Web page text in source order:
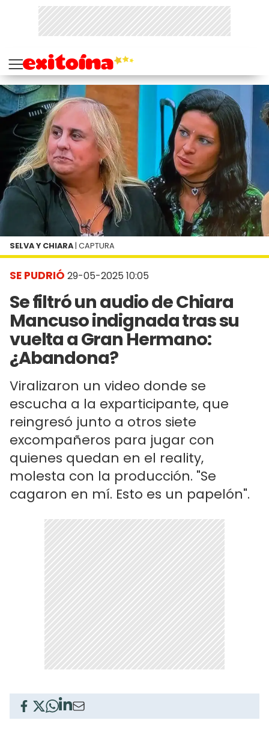
SE PUDRIÓ 29-05-2025 10:05
Se filtró un audio de Chiara
Mancuso indignada tras su
vuelta a Gran Hermano:
¿Abandona?
Viralizaron un video donde se
escucha a la exparticipante, que
reingresó junto a otros siete
excompañeros para jugar con
quienes quedan en el reality,
molesta con la producción. "Se
cagaron en mí. Esto es un papelón".
SELVA Y CHIARA | CAPTURA